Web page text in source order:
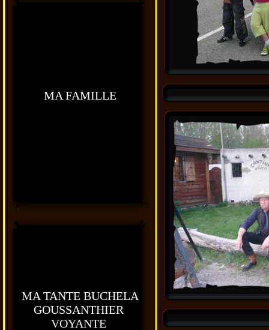
MA FAMILLE
MA TANTE BUCHELA
GOUSSANTHIER
VOYANTE